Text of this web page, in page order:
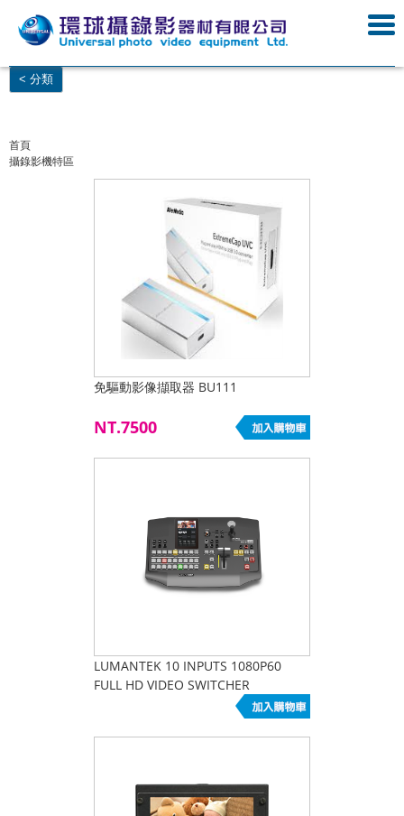
< 分類
首頁
攝錄影機特區
免驅動影像擷取器 BU111
NT.7500
LUMANTEK 10 INPUTS 1080P60
FULL HD VIDEO SWITCHER